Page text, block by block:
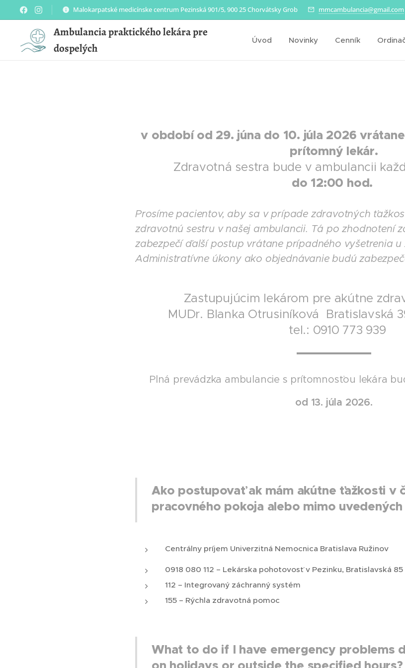
Malokarpatské medicínske centrum Pezinská 901/5, 900 25 Chorvátsky Grob mmcambulancia@gmail.com
Ambulancia praktického lekára pre
dospelých
Úvod Novinky Cenník
v období od 29. júna do 10. júla 2026 v
prítomný lekár.
Zdravotná sestra bude v ambulancii
do 12:00 hod.
Prosíme pacientov, aby sa v prípade zdravotných
zdravotnú sestru v našej ambulancii. Tá po zhodnotení
zabezpečí ďalší postup vrátane prípadného vyšetrenia u
Administratívne úkony ako objednávanie budú
Zastupujúcim lekárom pre akútne
MUDr. Blanka Otrusiníková Bratislavská
tel.: 0910 773 939
Plná prevádzka ambulancie s prítomnosťou lekára
od 13. júla 2026.
Ako postupovať ak mám akútne ťažkosti v
pracovného pokoja alebo mimo uvedených
Centrálny príjem Univerzitná Nemocnica Bratislava Ružinov
0918 080 112 – Lekárska pohotovosť v Pezinku, Bratislavská 85
112 – Integrovaný záchranný systém
155 – Rýchla zdravotná pomoc
What to do if I have emergency problems